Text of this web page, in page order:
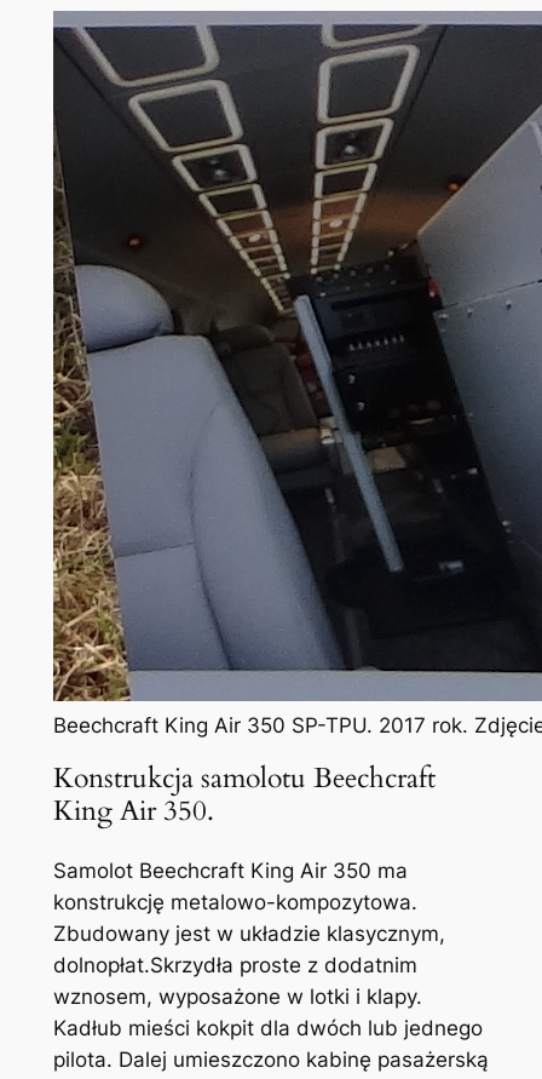
Beechcraft King Air 350 SP-TPU. 2017 rok.
Konstrukcja samolotu Beechcraft
King Air 350.
Samolot Beechcraft King Air 350 ma
konstrukcję metalowo-kompozytowa.
Zbudowany jest w układzie klasycznym,
dolnopłat.Skrzydła proste z dodatnim
wznosem, wyposażone w lotki i klapy.
Kadłub mieści kokpit dla dwóch lub jednego
pilota. Dalej umieszczono kabinę pasażerską